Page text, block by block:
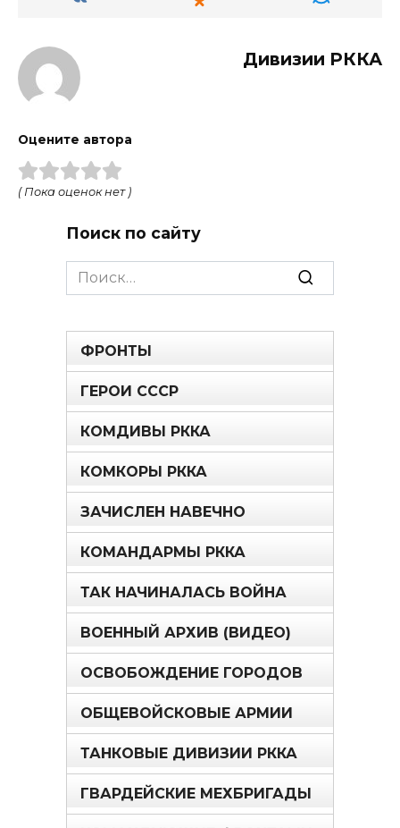
Дивизии РККА
Оцените автора
( Пока оценок нет )
Поиск по сайту
Search
for:
ФРОНТЫ
ГЕРОИ СССР
КОМДИВЫ РККА
КОМКОРЫ РККА
ЗАЧИСЛЕН НАВЕЧНО
КОМАНДАРМЫ РККА
ТАК НАЧИНАЛАСЬ ВОЙНА
ВОЕННЫЙ АРХИВ (ВИДЕО)
ОСВОБОЖДЕНИЕ ГОРОДОВ
ОБЩЕВОЙСКОВЫЕ АРМИИ
ТАНКОВЫЕ ДИВИЗИИ РККА
ГВАРДЕЙСКИЕ МЕХБРИГАДЫ